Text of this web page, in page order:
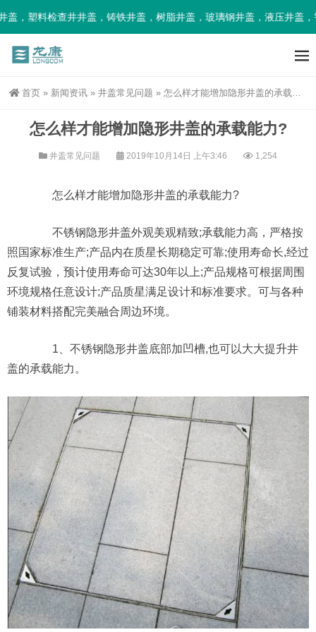
，塑料检查井井盖，铸铁井盖，树脂井盖，玻璃钢井盖，液压井盖，
首页 » 新闻资讯 » 井盖常见问题 » 怎么样才能增加隐形井盖的承载能力?
怎么样才能增加隐形井盖的承载能力?
井盖常见问题 2019年10月14日 上午3:46 1,254
怎么样才能增加隐形井盖的承载能力?
不锈钢隐形井盖外观美观精致;承载能力高，严格按
照国家标准生产;产品内在质星长期稳定可靠;使用寿命长,经过
反复试验，预计使用寿命可达30年以上;产品规格可根据周围
环境规格任意设计;产品质星满足设计和标准要求。可与各种
铺装材料搭配完美融合周边环境。
1、不锈钢隐形井盖底部加凹槽,也可以大大提升井
盖的承载能力。